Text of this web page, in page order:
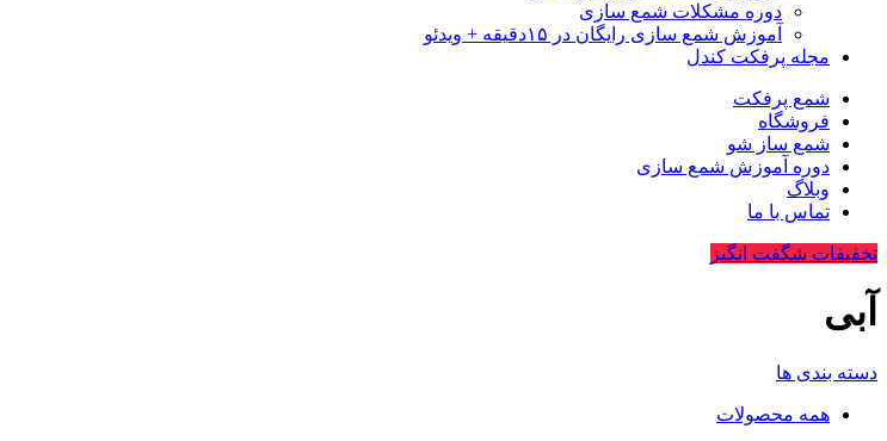
دوره مشکلات شمع سازی
آموزش شمع سازی رایگان در ۱۵دقیقه + ویدئو
مجله پرفکت کندل
شمع پرفکت
فروشگاه
شمع ساز شو
دوره آموزش شمع سازی
وبلاگ
تماس با ما
تخفیفات شگفت انگیز
آبی
دسته بندی ها
همه محصولات